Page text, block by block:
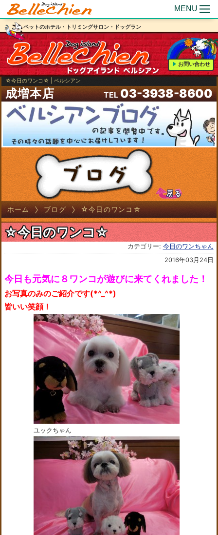
MENU
ペットのホテル・トリミングサロン・ドッグラン
お問い合わせ
☆今日のワンコ☆ | ベルシアン
成増本店 TEL 03-3938-8600
ホーム ブログ ☆今日のワンコ☆
☆今日のワンコ☆
カテゴリー: 今日のワンちゃん
2016年03月24日
今日も元気に８ワンコが遊びに来てくれました！
お写真のみのご紹介です(*^_^*)
皆いい笑顔！
ユックちゃん